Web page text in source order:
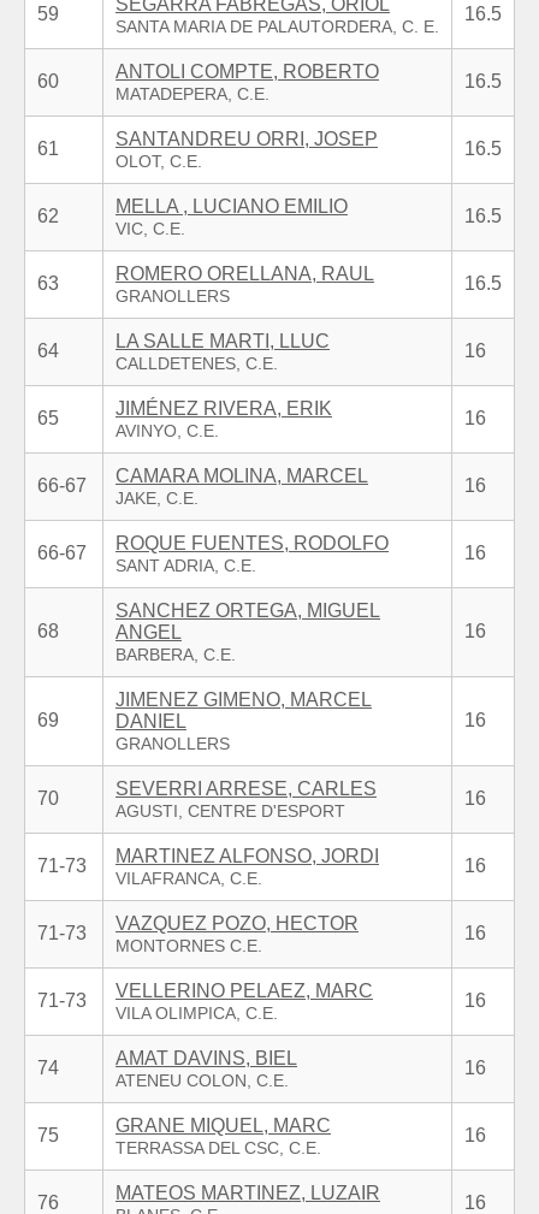
59 SEGARRA FABREGAS, ORIOL 16.5
60 ANTOLI COMPTE, ROBERTO 16.5
61 SANTANDREU ORRI, JOSEP 16.5
62 MELLA , LUCIANO EMILIO 16.5
63 ROMERO ORELLANA, RAUL 16.5
64 LA SALLE MARTI, LLUC 16
65 JIMÉNEZ RIVERA, ERIK 16
66-67 CAMARA MOLINA, MARCEL 16
66-67 ROQUE FUENTES, RODOLFO 16
68
SANCHEZ ORTEGA, MIGUEL
ANGEL
16
69
JIMENEZ GIMENO, MARCEL
DANIEL
16
70 SEVERRI ARRESE, CARLES 16
71-73 MARTINEZ ALFONSO, JORDI 16
71-73 VAZQUEZ POZO, HECTOR 16
71-73 VELLERINO PELAEZ, MARC 16
74 AMAT DAVINS, BIEL 16
75 GRANE MIQUEL, MARC 16
76 MATEOS MARTINEZ, LUZAIR 16